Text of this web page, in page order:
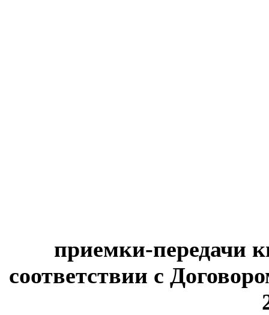
приемки-передачи
соответствии с